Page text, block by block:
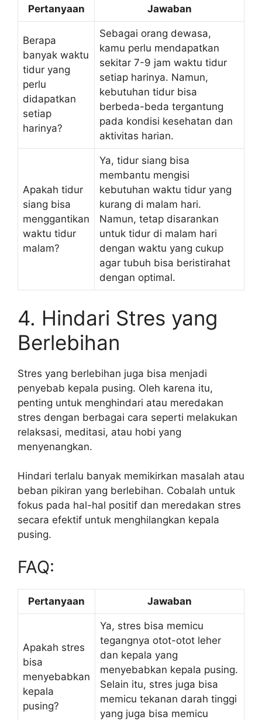
Pertanyaan Jawaban
Berapa
banyak waktu
tidur yang
perlu
didapatkan
setiap
harinya?
Sebagai orang dewasa,
kamu perlu mendapatkan
sekitar 7-9 jam waktu tidur
setiap harinya. Namun,
kebutuhan tidur bisa
berbeda-beda tergantung
pada kondisi kesehatan dan
aktivitas harian.
Apakah tidur
siang bisa
menggantikan
waktu tidur
malam?
Ya, tidur siang bisa
membantu mengisi
kebutuhan waktu tidur yang
kurang di malam hari.
Namun, tetap disarankan
untuk tidur di malam hari
dengan waktu yang cukup
agar tubuh bisa beristirahat
dengan optimal.
4. Hindari Stres yang
Berlebihan
Stres yang berlebihan juga bisa menjadi
penyebab kepala pusing. Oleh karena itu,
penting untuk menghindari atau meredakan
stres dengan berbagai cara seperti melakukan
relaksasi, meditasi, atau hobi yang
menyenangkan.
Hindari terlalu banyak memikirkan masalah atau
beban pikiran yang berlebihan. Cobalah untuk
fokus pada hal-hal positif dan meredakan stres
secara efektif untuk menghilangkan kepala
pusing.
FAQ:
Pertanyaan Jawaban
Apakah stres
bisa
menyebabkan
kepala
pusing?
Ya, stres bisa memicu
tegangnya otot-otot leher
dan kepala yang
menyebabkan kepala pusing.
Selain itu, stres juga bisa
memicu tekanan darah tinggi
yang juga bisa memicu